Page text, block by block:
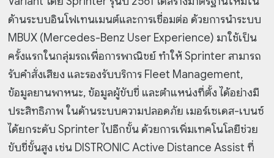
ด้านระบบอินโฟเทนเมนต์และการเชื่อมต่อ ด้วยการนำระบบ
MBUX (Mercedes-Benz User Experience) มาใช้เป็น
ครั้งแรกในกลุ่มรถเพื่อการพาณิชย์ ทำให้ Sprinter สามารถ
รับคำสั่งเสียง และรองรับบริการ Fleet Management,
ข้อมูลยานพาหนะ, ข้อมูลผู้ขับขี่ และตำแหน่งที่ตั้ง ได้อย่างมี
ประสิทธิภาพ ในด้านระบบความปลอดภัย เมอร์เซเดส-เบนซ์
ได้ยกระดับ Sprinter ไปอีกขั้น ด้วยการเพิ่มเทคโนโลยีช่วย
ขับขี่ขั้นสูง เช่น DISTRONIC Active Distance Assist ที่